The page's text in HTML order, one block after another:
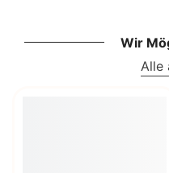
Wir
Alle